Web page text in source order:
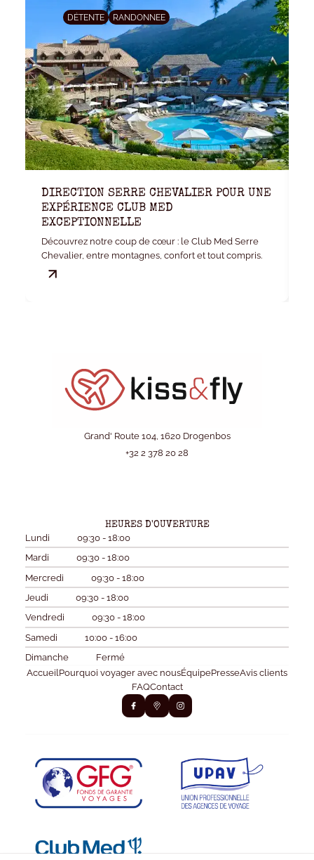
DÉTENTE RANDONNEE
DIRECTION SERRE CHEVALIER POUR UNE
EXPÉRIENCE CLUB MED
EXCEPTIONNELLE
Découvrez notre coup de cœur : le Club Med Serre
Chevalier, entre montagnes, confort et tout compris.
Grand' Route 104, 1620 Drogenbos
+32 2 378 20 28
HEURES D'OUVERTURE
Lundi
09:30 - 18:00
Mardi
09:30 - 18:00
Mercredi
09:30 - 18:00
Jeudi
09:30 - 18:00
Vendredi
09:30 - 18:00
Samedi
10:00 - 16:00
Dimanche
Fermé
AccueilPourquoi voyager avec nousÉquipePresseAvis clients
FAQContact